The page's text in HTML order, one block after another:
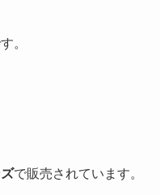
。
で販売されています。